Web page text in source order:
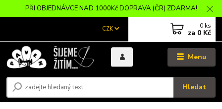
PŘI OBJEDNÁVCE NAD 1000Kč DOPRAVA (ČR) ZDARMA!
Menu
CZK
Hledat
0 ks
za 0 Kč